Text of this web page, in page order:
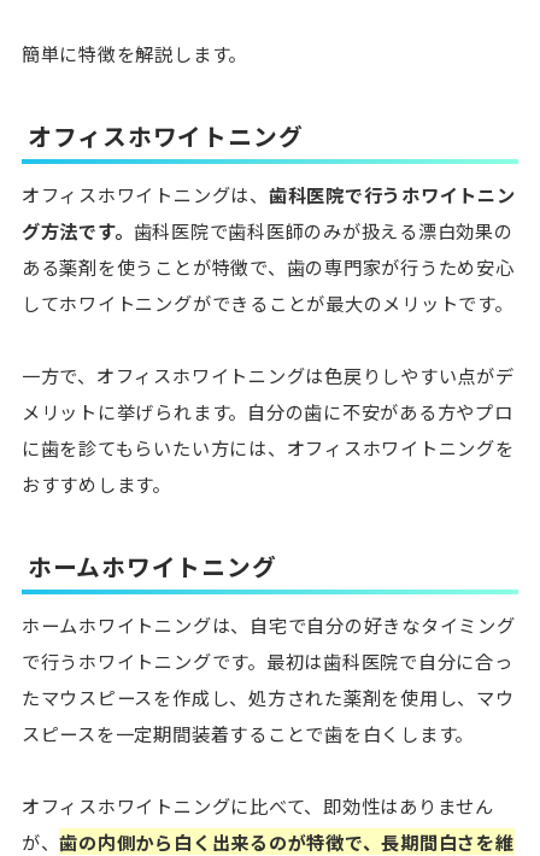
簡単に特徴を解説します。
オフィスホワイトニング
オフィスホワイトニングは、 歯科医院で行うホワイトニン
グ方法です。 歯科医院で歯科医師のみが扱える漂白効果の
ある薬剤を使うことが特徴で、歯の専門家が行うため安心
してホワイトニングができることが最大のメリットです。
一方で、オフィスホワイトニングは色戻りしやすい点がデ
メリットに挙げられます。自分の歯に不安がある方やプロ
に歯を診てもらいたい方には、オフィスホワイトニングを
おすすめします。
ホームホワイトニング
ホームホワイトニングは、自宅で自分の好きなタイミング
で行うホワイトニングです。最初は歯科医院で自分に合っ
たマウスピースを作成し、処方された薬剤を使用し、マウ
スピースを一定期間装着することで歯を白くします。
オフィスホワイトニングに比べて、即効性はありません
が、歯の内側から白く出来るのが特徴で、長期間白さを維